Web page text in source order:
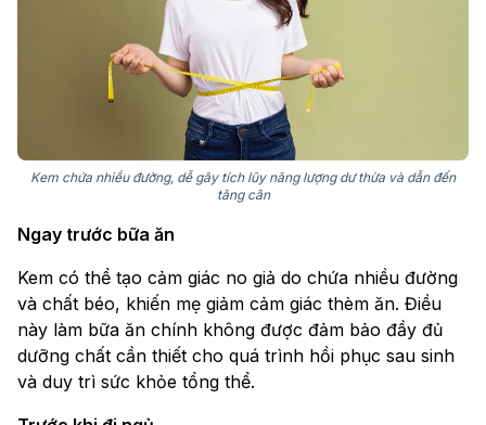
Kem chứa nhiều đường, dễ gây tích lũy năng lượng dư thừa và dẫn đến
tăng cân
Ngay trước bữa ăn
Kem có thể tạo cảm giác no giả do chứa nhiều đường
và chất béo, khiến mẹ giảm cảm giác thèm ăn. Điều
này làm bữa ăn chính không được đảm bảo đầy đủ
dưỡng chất cần thiết cho quá trình hồi phục sau sinh
và duy trì sức khỏe tổng thể.